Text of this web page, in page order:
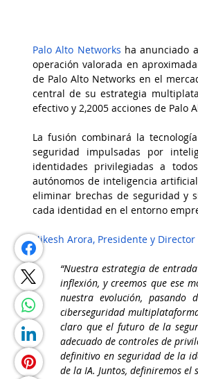
Palo Alto Networks ha anunciado
operación valorada en
de Palo Alto Networks en el
central de su estrategia
efectivo y 2,2005 acciones de Palo
La fusión combinará la
seguridad impulsadas por
identidades privilegiadas a
autónomos de inteligencia
eliminar brechas de seguridad y
cada identidad en el entorno
Nikesh Arora, Presidente y
“Nuestra estrategia de
inflexión, y creemos que ese
nuestra evolución,
ciberseguridad
claro que el futuro de la
adecuado de controles de
definitivo en seguridad de la
de la IA. Juntos, definiremos